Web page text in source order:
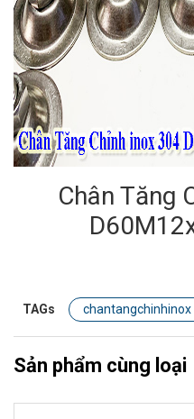
Chân Tăng
TAGs chantangchinhinox
Sản phẩm cùng loại